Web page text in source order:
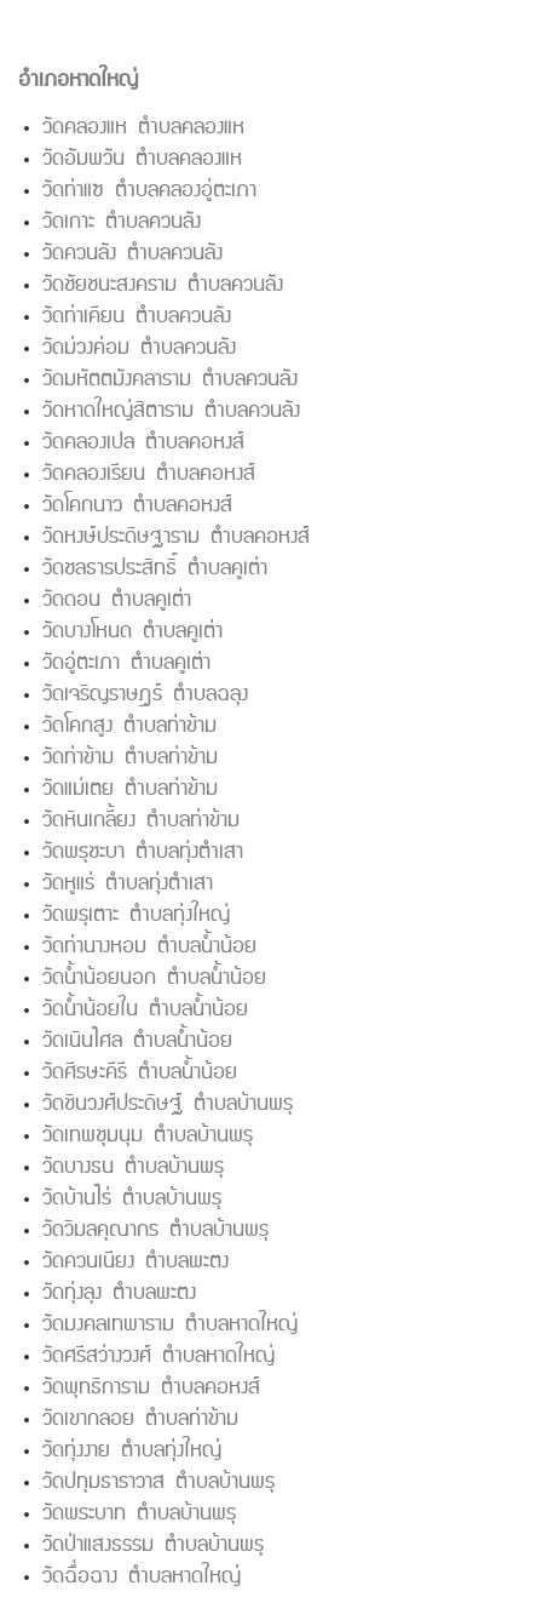
อำเภอหาดใหญ่
วัดคลองแห ตำบลคลองแห
วัดอัมพวัน ตำบลคลองแห
วัดท่าแซ ตำบลคลองอู่ตะเภา
วัดเกาะ ตำบลควนลัง
วัดควนลัง ตำบลควนลัง
วัดชัยชนะสงคราม ตำบลควนลัง
วัดท่าเคียน ตำบลควนลัง
วัดม่วงค่อม ตำบลควนลัง
วัดมหัตตมังคลาราม ตำบลควนลัง
วัดหาดใหญ่สิตาราม ตำบลควนลัง
วัดคลองเปล ตำบลคอหงส์
วัดคลองเรียน ตำบลคอหงส์
วัดโคกนาว ตำบลคอหงส์
วัดหงษ์ประดิษฐาราม ตำบลคอหงส์
วัดชลธารประสิทธิ์ ตำบลคูเต่า
วัดดอน ตำบลคูเต่า
วัดบางโหนด ตำบลคูเต่า
วัดอู่ตะเภา ตำบลคูเต่า
วัดเจริญราษฎร์ ตำบลฉลุง
วัดโคกสูง ตำบลท่าข้าม
วัดท่าข้าม ตำบลท่าข้าม
วัดแม่เตย ตำบลท่าข้าม
วัดหินเกลี้ยง ตำบลท่าข้าม
วัดพรุชะบา ตำบลทุ่งตำเสา
วัดหูแร่ ตำบลทุ่งตำเสา
วัดพรุเตาะ ตำบลทุ่งใหญ่
วัดท่านางหอม ตำบลน้ำน้อย
วัดน้ำน้อยนอก ตำบลน้ำน้อย
วัดน้ำน้อยใน ตำบลน้ำน้อย
วัดเนินไศล ตำบลน้ำน้อย
วัดศีรษะคีรี ตำบลน้ำน้อย
วัดชินวงศ์ประดิษฐ์ ตำบลบ้านพรุ
วัดเทพชุมนุม ตำบลบ้านพรุ
วัดบางธน ตำบลบ้านพรุ
วัดบ้านไร่ ตำบลบ้านพรุ
วัดวิมลคุณากร ตำบลบ้านพรุ
วัดควนเนียง ตำบลพะตง
วัดทุ่งลุง ตำบลพะตง
วัดมงคลเทพาราม ตำบลหาดใหญ่
วัดศรีสว่างวงศ์ ตำบลหาดใหญ่
วัดพุทธิการาม ตำบลคอหงส์
วัดเขากลอย ตำบลท่าข้าม
วัดทุ่งงาย ตำบลทุ่งใหญ่
วัดปทุมธาราวาส ตำบลบ้านพรุ
วัดพระบาท ตำบลบ้านพรุ
วัดป่าแสงธรรม ตำบลบ้านพรุ
วัดฉื่อฉาง ตำบลหาดใหญ่